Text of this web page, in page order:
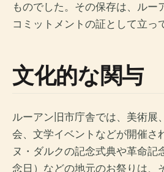
ものでした。その保存は、ルー
コミットメントの証として立っ
文化的な関与
ルーアン旧市庁舎では、美術展
会、文学イベントなどが開催さ
ヌ・ダルクの記念式典や革命記
念日）などの地元のお祭りは、